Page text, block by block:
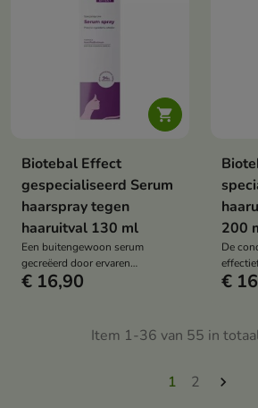

Biotebal Effect
gespecialiseerd Serum
haarspray tegen
haaruitval 130 ml
Een buitengewoon serum
gecreëerd door ervaren
dermatologen en kappers voor
€ 16,90
200
De
deze
€
Item 1-36 van 55 in
1 2 